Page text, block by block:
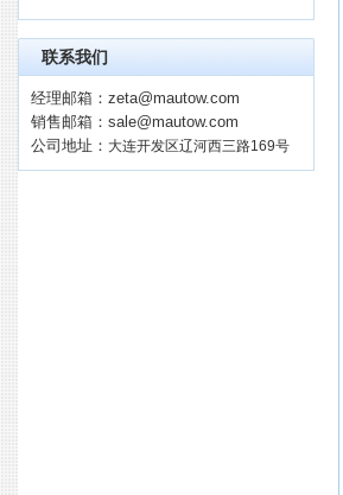
联系我们
经理邮箱： zeta@mautow.com
销售邮箱： sale@mautow.com
公司地址： 大连开发区辽河西三路169号